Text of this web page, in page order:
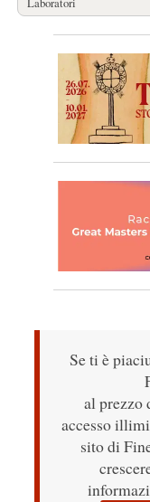
Se ti è
al prezzo
accesso
sito di